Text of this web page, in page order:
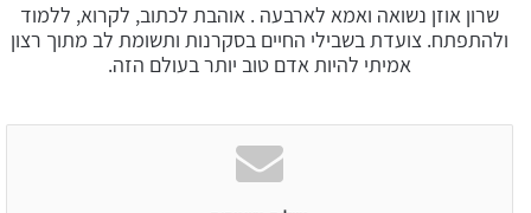
שרון אוזן נשואה ואמא לארבעה . אוהבת לכתוב, לקרוא, ללמוד
ולהתפתח. צועדת בשבילי החיים בסקרנות ותשומת לב מתוך רצון
אמיתי להיות אדם טוב יותר בעולם הזה.